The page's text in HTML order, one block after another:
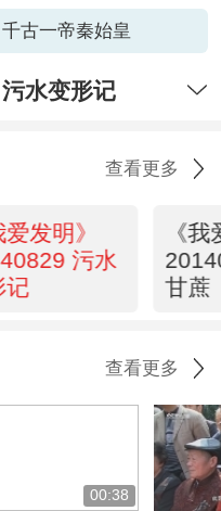
古一帝秦始皇
水变形记
查看更多
爱发明》
污水
记
《
甘蔗
查看更多
00:38